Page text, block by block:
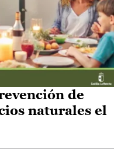
de
naturales el